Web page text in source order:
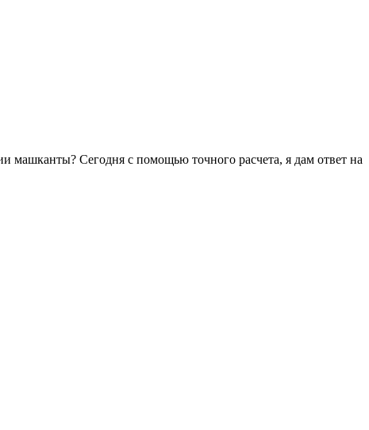
машканты? Сегодня с помощью точного расчета, я дам ответ на